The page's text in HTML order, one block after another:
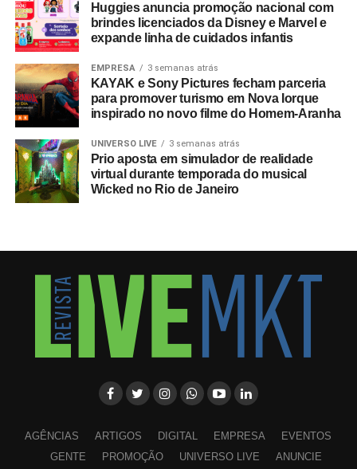
Huggies anuncia promoção nacional com
brindes licenciados da Disney e Marvel e
expande linha de cuidados infantis
EMPRESA 3 semanas atrás
KAYAK e Sony Pictures fecham parceria
para promover turismo em Nova Iorque
inspirado no novo filme do Homem-Aranha
UNIVERSO LIVE 3 semanas atrás
Prio aposta em simulador de realidade
virtual durante temporada do musical
Wicked no Rio de Janeiro
AGÊNCIAS ARTIGOS DIGITAL EMPRESA
EVENTOS
GENTE
PROMOÇÃO UNIVERSO LIVE ANUNCIE